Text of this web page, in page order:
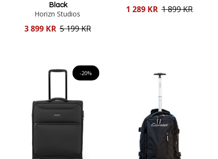
Black
Horizn Studios
Reducerat
3 899 KR 5 199 KR
Reducerat
1 289 KR 1 899 KR
-20%